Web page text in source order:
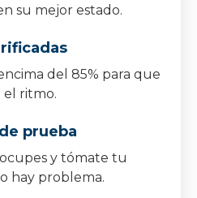
su mejor estado.
del 85% para que
ritmo.
prueba
y tómate tu
hay problema.